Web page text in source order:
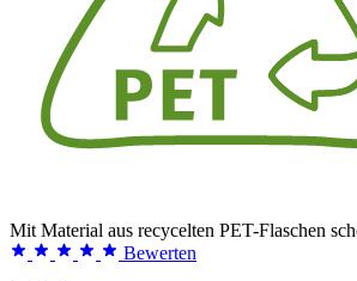
Mit Material aus recycelten PET-Flaschen
Bewerten